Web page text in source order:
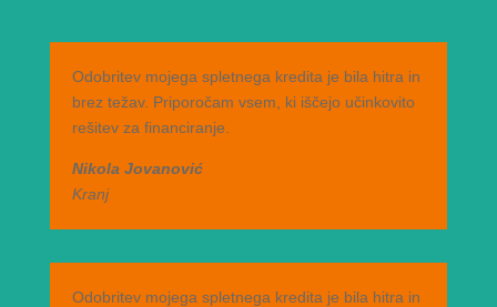
Odobritev mojega spletnega kredita je bila hitra in
brez težav. Priporočam vsem, ki iščejo učinkovito
rešitev za financiranje.
Nikola Jovanović
Kranj
Odobritev mojega spletnega kredita je bila hitra in